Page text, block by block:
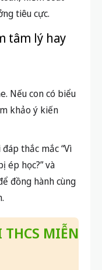
tiêu cực.
tâm lý hay
Nếu con có biểu
khảo ý kiến
thắc mắc “Vì
ép học?” và
đồng hành cùng
MIỄN